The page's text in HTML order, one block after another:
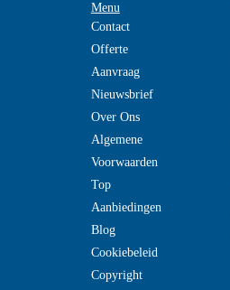
Menu
Contact
Offerte
Aanvraag
Nieuwsbrief
Over Ons
Algemene
Voorwaarden
Top
Aanbiedingen
Blog
Cookiebeleid
Copyright